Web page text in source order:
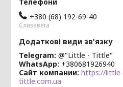
+380 (68) 192-69-40
Єлизавета
Telegram @"Little - Tittle"
WhatsApp +380681926940
Сайт компании https://little-
tittle.com.ua